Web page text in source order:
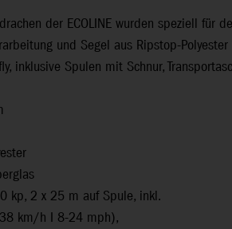
der ECOLINE wurden speziell
und Segel aus Ripstop-
inklusive Spulen mit Schnur,
kp, 2 x 25 m auf Spule, inkl.
km/h I 8-24 mph),